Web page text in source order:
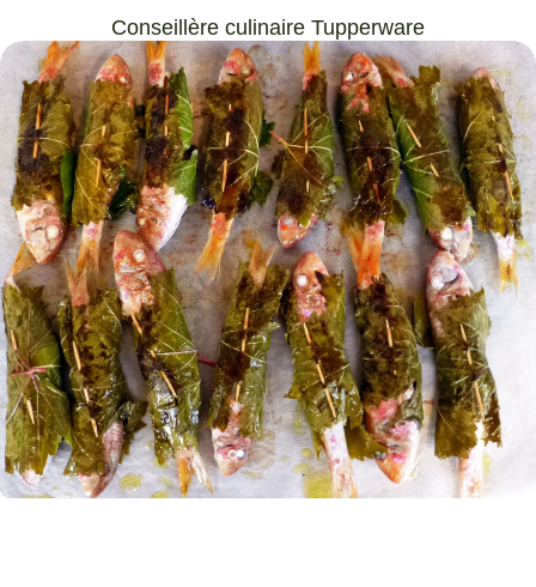
Conseillère culinaire Tupperware